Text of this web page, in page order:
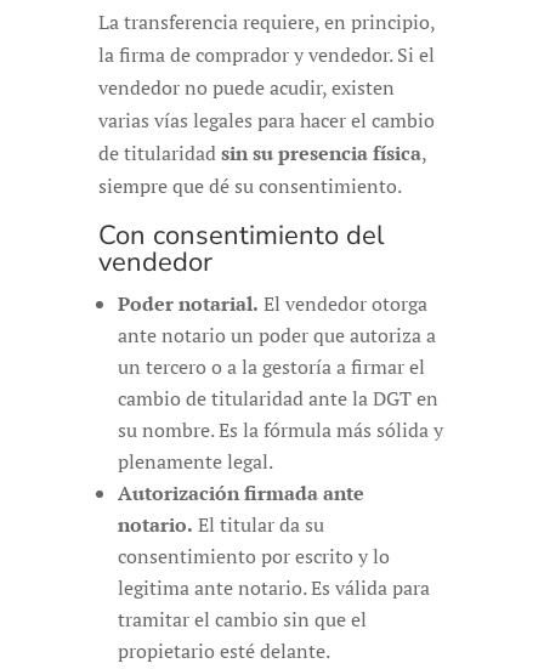
La transferencia requiere, en principio,
la firma de comprador y vendedor. Si el
vendedor no puede acudir, existen
varias vías legales para hacer el cambio
de titularidadsin su presencia física,
siempre que dé su consentimiento.
Con consentimiento del
vendedor
Poder notarial. El vendedor otorga
ante notario un poder que autoriza a
un tercero o a la gestoría a firmar el
cambio de titularidad ante la DGT en
su nombre. Es la fórmula más sólida y
plenamente legal.
Autorización firmada ante
notario. El titular da su
consentimiento por escrito y lo
legitima ante notario. Es válida para
tramitar el cambio sin que el
propietario esté delante.